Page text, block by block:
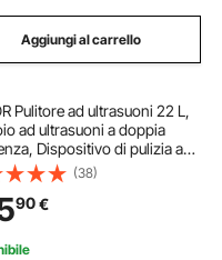
Aggiungi al carrello
Pulitore ad ultrasuoni 22 L,
ad ultrasuoni a doppia
Dispositivo di pulizia ad
in acciaio inossidabile,
e timer, per
occhiali
(38)
90€